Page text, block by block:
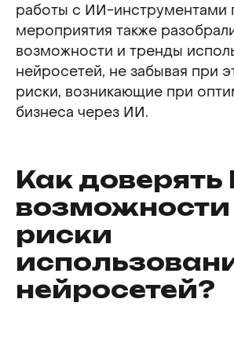
работы с ИИ-инструментами
мероприятия также
возможности и тренды
нейросетей, не забывая при
риски, возникающие при
бизнеса через ИИ.
Как доверять
возможности
риски
нейросетей?